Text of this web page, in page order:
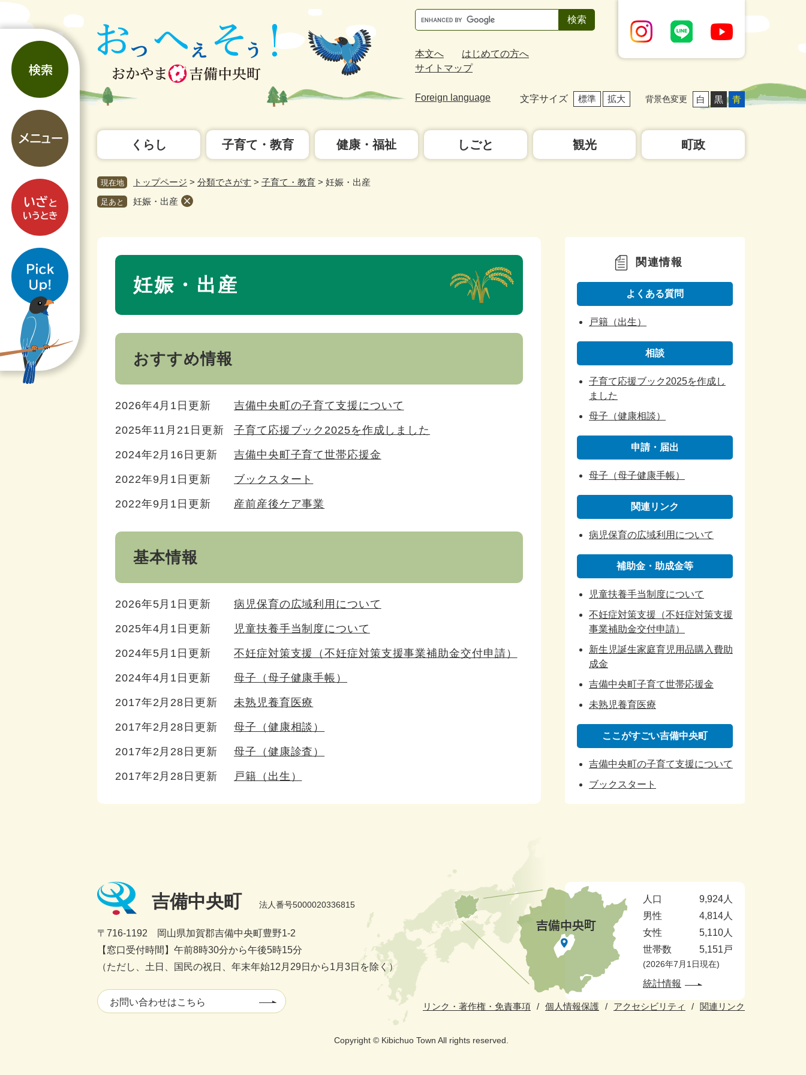
先
頭
す。
を
飛
し
本
へ
Google
カ
タ
ム
索
本文へ
はじめての方へ
サイトマップ
Foreign language 文字サイズ 標準 拡大 背景色変更 白 黒 青
検
索
メ
ニ
ュ
ー
い
ざ
と
い
と
き
pickup
くらし 子育て・教育 健康・福祉 しごと 観光 町政
現在地 トップページ > 分類でさがす > 子育て・教育 > 妊娠・出産
足あと 妊娠・出産
本
妊娠・出産
おすすめ情報
2026年4月1日更新 吉備中央町の子育て支援について
2025年11月21日更新 子育て応援ブック2025を作成しました
2024年2月16日更新 吉備中央町子育て世帯応援金
2022年9月1日更新 ブックスタート
2022年9月1日更新 産前産後ケア事業
基本情報
2026年5月1日更新 病児保育の広域利用について
2025年4月1日更新 児童扶養手当制度について
2024年5月1日更新 不妊症対策支援（不妊症対策支援事業補助金交付申請）
2024年4月1日更新 母子（母子健康手帳）
2017年2月28日更新 未熟児養育医療
2017年2月28日更新 母子（健康相談）
2017年2月28日更新 母子（健康診査）
2017年2月28日更新 戸籍（出生）
関連情報
よくある質問
戸籍（出生）
相談
子育て応援ブック2025を作成し
ました
母子（健康相談）
申請・届出
母子（母子健康手帳）
関連リンク
病児保育の広域利用について
補助金・助成金等
児童扶養手当制度について
不妊症対策支援（不妊症対策支援
事業補助金交付申請）
新生児誕生家庭育児用品購入費助
成金
吉備中央町子育て世帯応援金
未熟児養育医療
ここがすごい吉備中央町
吉備中央町の子育て支援について
ブックスタート
吉備中央町 法人番号5000020336815
〒716-1192 岡山県加賀郡吉備中央町豊野1-2
【窓口受付時間】午前8時30分から午後5時15分
（ただし、土日、国民の祝日、年末年始12月29日から1月3日を除く）
お問い合わせはこちら
人口
9,924人
男性
4,814人
女性
5,110人
世帯数
5,151戸
2026年7月1日現在
統計情報
リンク・著作権・免責事項 個人情報保護 アクセシビリティ 関連リンク
Copyright © Kibichuo Town All rights reserved.